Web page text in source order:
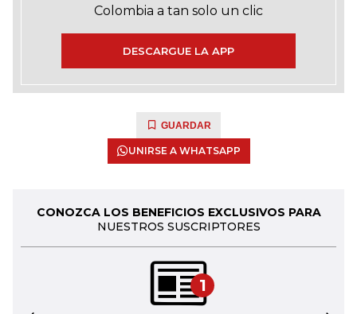
Colombia a tan solo un clic
DESCARGUE LA APP
GUARDAR
UNIRSE A WHATSAPP
CONOZCA LOS BENEFICIOS EXCLUSIVOS PARA
NUESTROS SUSCRIPTORES
1